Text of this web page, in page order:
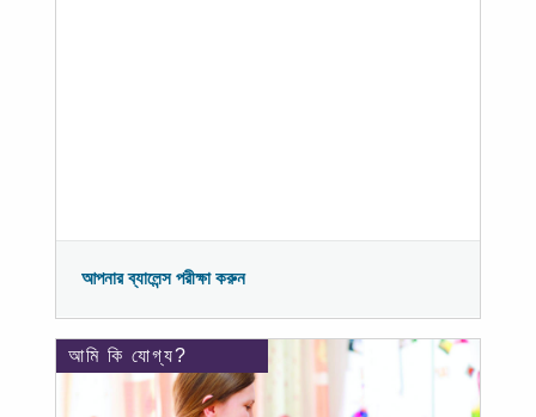
আপনার ব্যালেন্স পরীক্ষা করুন
আমি কি যোগ্য?